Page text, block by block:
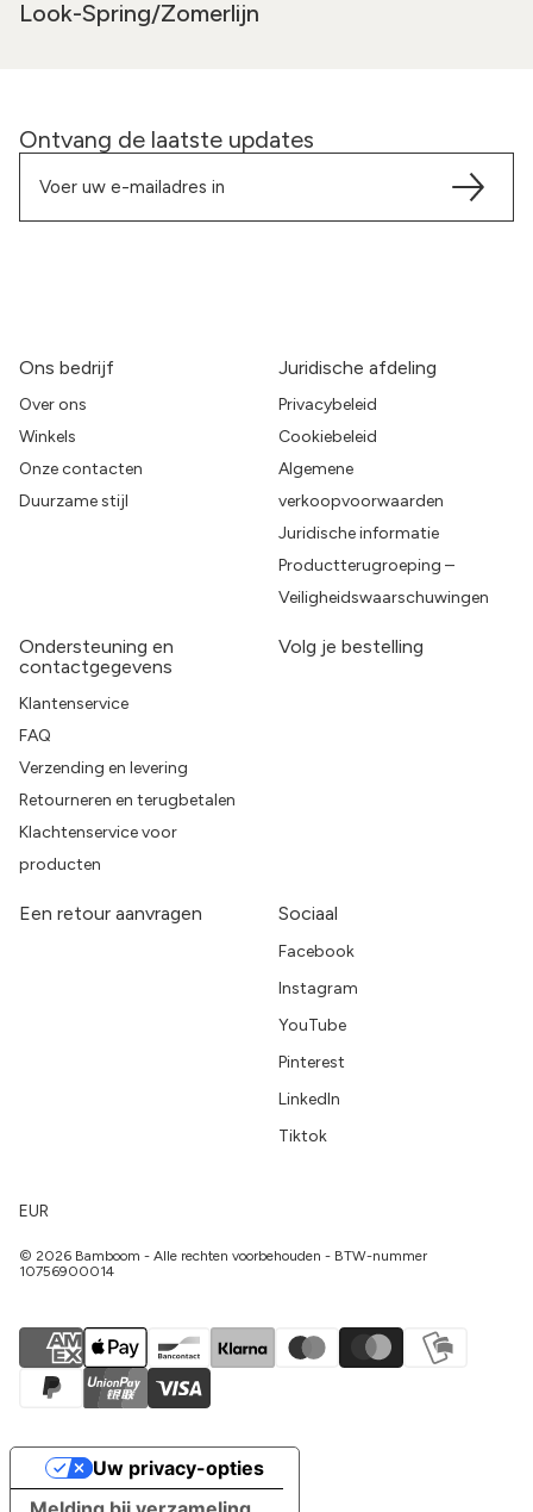
Look-Spring/Zomerlijn
Ontvang de laatste updates
Ons bedrijf
Over ons
Winkels
Onze contacten
Duurzame stijl
Juridische afdeling
Privacybeleid
Cookiebeleid
Algemene
verkoopvoorwaarden
Juridische informatie
Productterugroeping –
Veiligheidswaarschuwingen
Ondersteuning en
contactgegevens
Klantenservice
FAQ
Verzending en levering
Retourneren en terugbetalen
Klachtenservice voor
producten
Volg je bestelling
Een retour aanvragen Sociaal
Facebook
Instagram
YouTube
Pinterest
LinkedIn
Tiktok
EUR
© 2026 Bamboom - Alle rechten voorbehouden - BTW-nummer
10756900014
Uw privacy-opties